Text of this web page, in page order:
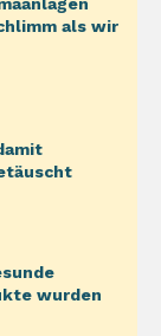
als wir
wurden